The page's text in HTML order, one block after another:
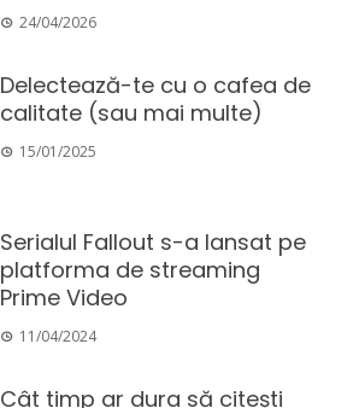
24/04/2026
Delectează-te cu o cafea de
calitate (sau mai multe)
15/01/2025
Serialul Fallout s-a lansat pe
platforma de streaming
Prime Video
11/04/2024
Cât timp ar dura să citești